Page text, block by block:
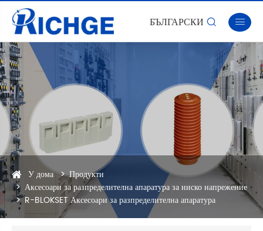
БЪЛГАРСКИ  
У дома
Продукти
Аксесоари за разпределителна апаратура за ниско напрежение
R-BLOKSET Аксесоари за разпределителна апаратура